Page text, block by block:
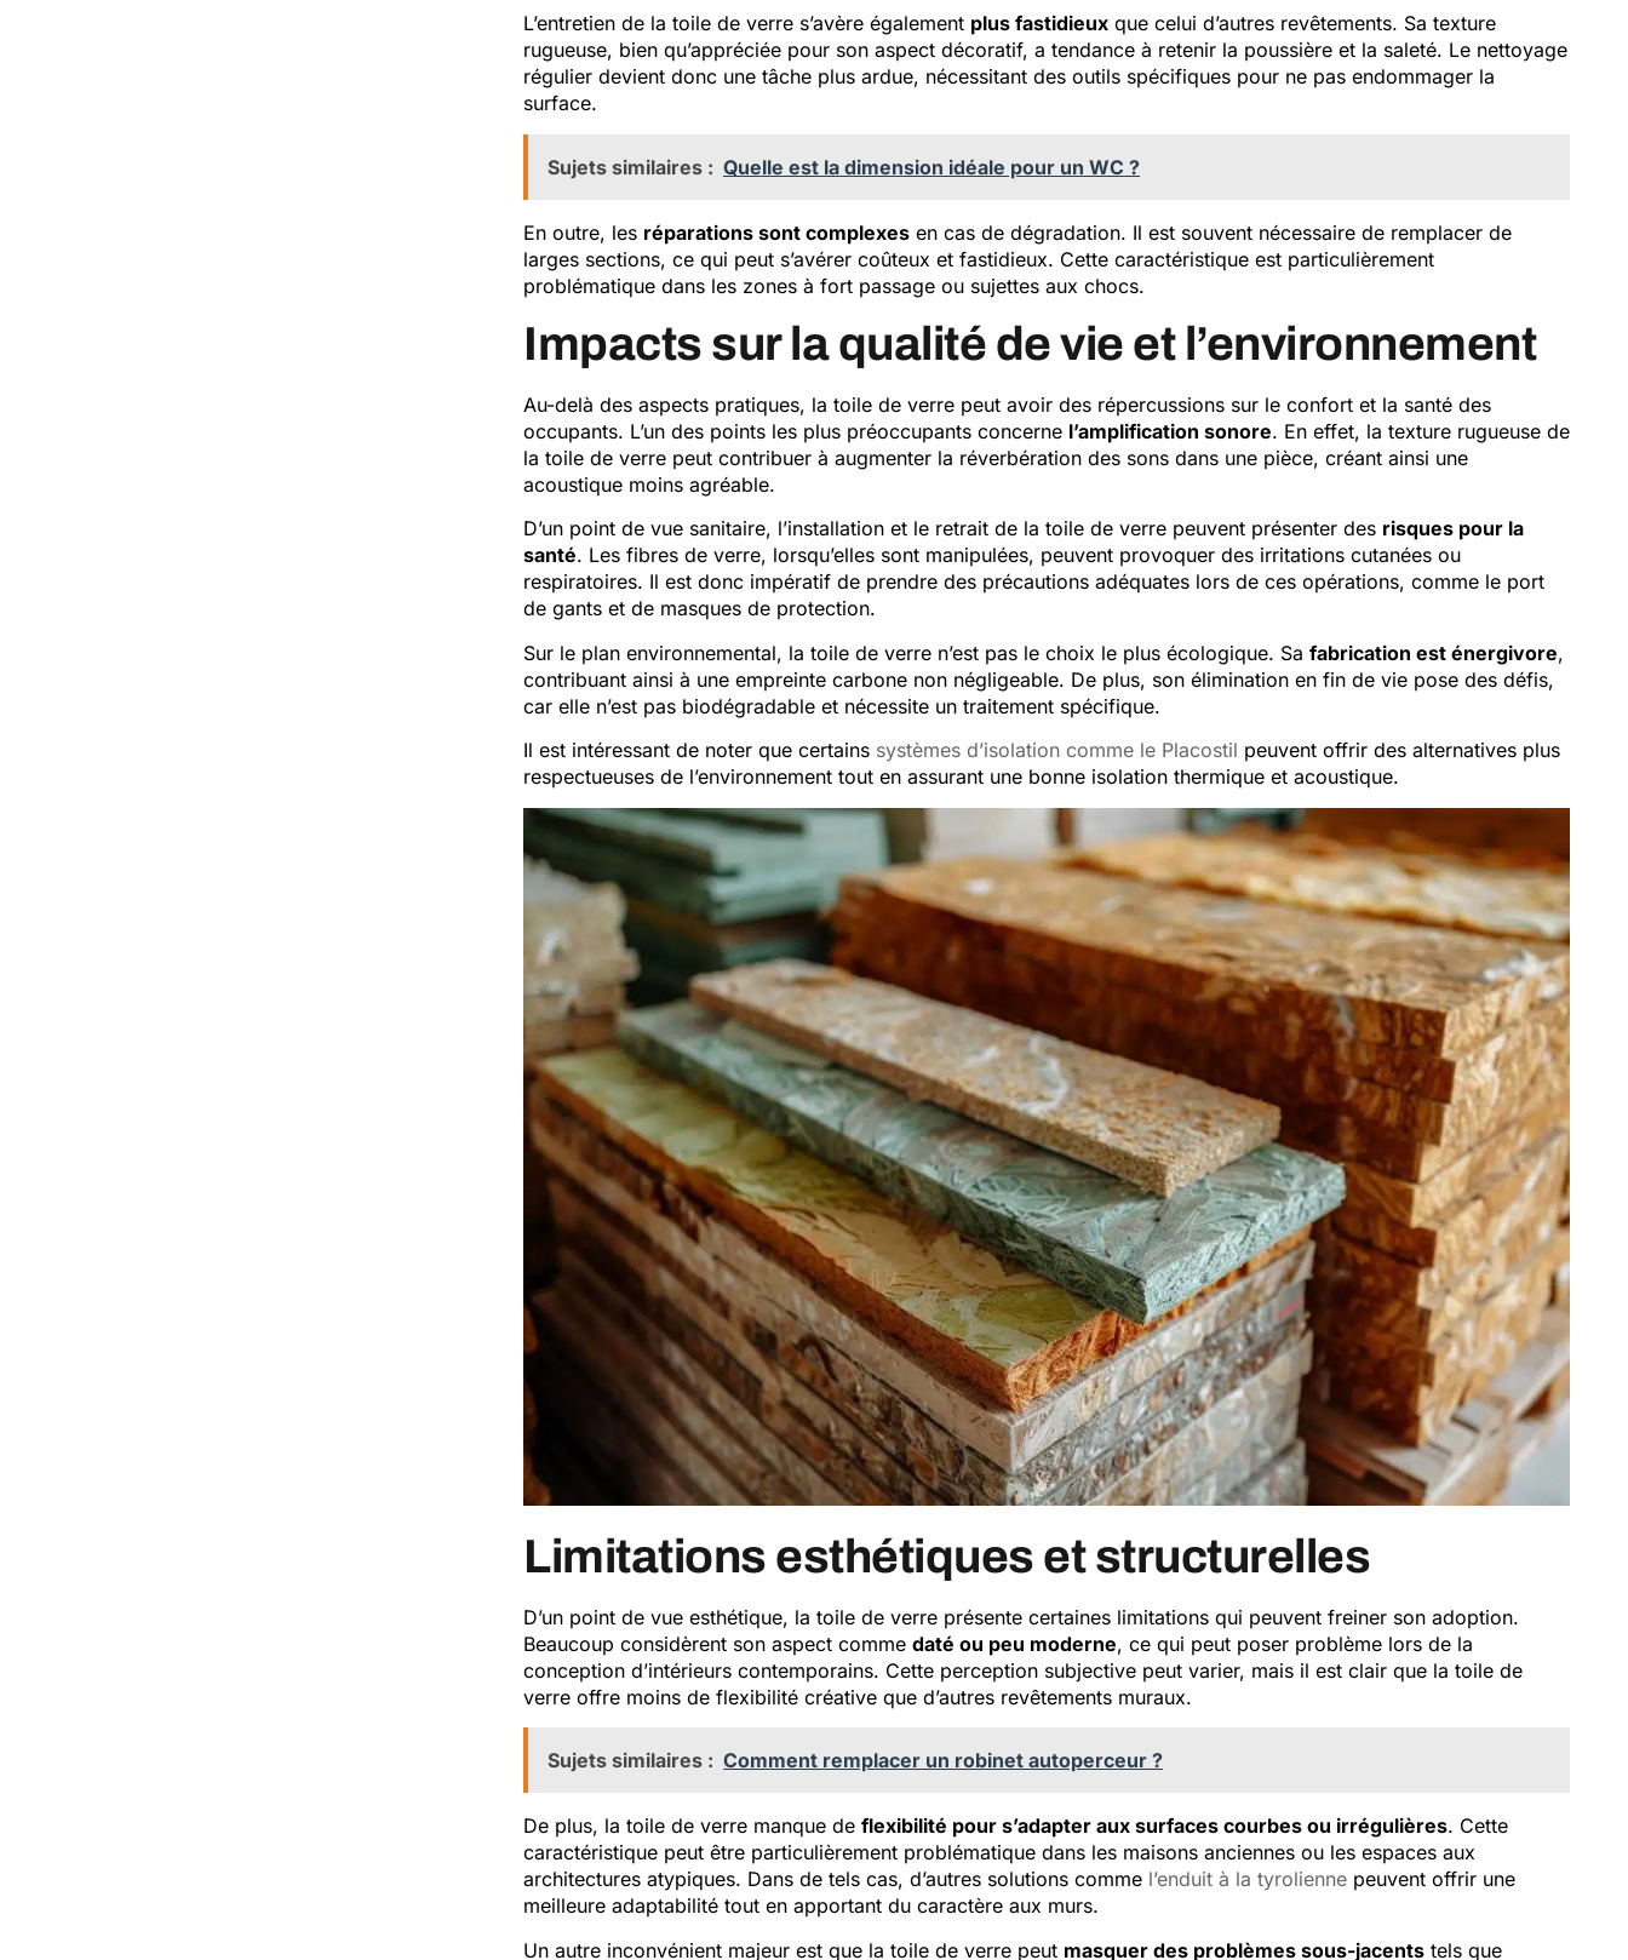
L’entretien de la toile de verre s’avère également plus fastidieux que celui d’autres revêtements. Sa texture
rugueuse, bien qu’appréciée pour son aspect décoratif, a tendance à retenir la poussière et la saleté. Le nettoyage
régulier devient donc une tâche plus ardue, nécessitant des outils spécifiques pour ne pas endommager la
surface.
Sujets similaires : Quelle est la dimension idéale pour un WC ?
En outre, les réparations sont complexes en cas de dégradation. Il est souvent nécessaire de remplacer de
larges sections, ce qui peut s’avérer coûteux et fastidieux. Cette caractéristique est particulièrement
problématique dans les zones à fort passage ou sujettes aux chocs.
Impacts sur la qualité de vie et l’environnement
Au-delà des aspects pratiques, la toile de verre peut avoir des répercussions sur le confort et la santé des
occupants. L’un des points les plus préoccupants concerne l’amplification sonore. En effet, la texture rugueuse de
la toile de verre peut contribuer à augmenter la réverbération des sons dans une pièce, créant ainsi une
acoustique moins agréable.
D’un point de vue sanitaire, l’installation et le retrait de la toile de verre peuvent présenter des risques pour la
santé. Les fibres de verre, lorsqu’elles sont manipulées, peuvent provoquer des irritations cutanées ou
respiratoires. Il est donc impératif de prendre des précautions adéquates lors de ces opérations, comme le port
de gants et de masques de protection.
Sur le plan environnemental, la toile de verre n’est pas le choix le plus écologique. Sa fabrication est énergivore,
contribuant ainsi à une empreinte carbone non négligeable. De plus, son élimination en fin de vie pose des défis,
car elle n’est pas biodégradable et nécessite un traitement spécifique.
Il est intéressant de noter que certains systèmes d’isolation comme le Placostil peuvent offrir des alternatives plus
respectueuses de l’environnement tout en assurant une bonne isolation thermique et acoustique.
Limitations esthétiques et structurelles
D’un point de vue esthétique, la toile de verre présente certaines limitations qui peuvent freiner son adoption.
Beaucoup considèrent son aspect comme daté ou peu moderne, ce qui peut poser problème lors de la
conception d’intérieurs contemporains. Cette perception subjective peut varier, mais il est clair que la toile de
verre offre moins de flexibilité créative que d’autres revêtements muraux.
Sujets similaires : Comment remplacer un robinet autoperceur ?
De plus, la toile de verre manque de flexibilité pour s’adapter aux surfaces courbes ou irrégulières. Cette
caractéristique peut être particulièrement problématique dans les maisons anciennes ou les espaces aux
architectures atypiques. Dans de tels cas, d’autres solutions comme l’enduit à la tyrolienne peuvent offrir une
meilleure adaptabilité tout en apportant du caractère aux murs.
Un autre inconvénient majeur est que la toile de verre peut masquer des problèmes sous-jacents tels que